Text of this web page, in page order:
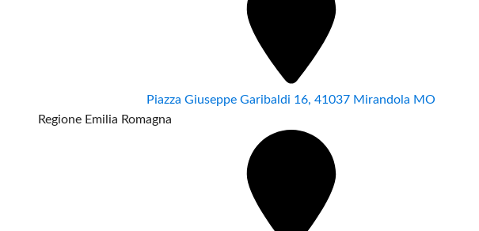
Piazza Giuseppe Garibaldi 16, 41037 Mirandola MO
Regione Emilia Romagna